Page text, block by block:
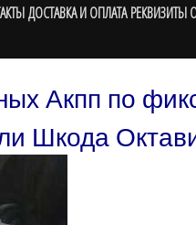
ДОСТАВКА И ОПЛАТА РЕКВИЗИТЫ
Акпп по
Шкода